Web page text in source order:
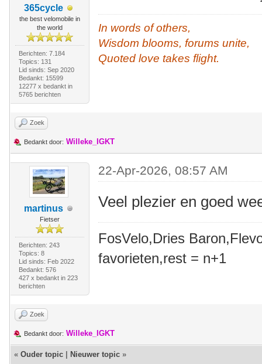
365cycle
the best velomobile in
the world
Berichten: 7.184
Topics: 131
Lid sinds: Sep 2020
Bedankt: 15599
12277 x bedankt in
5765 berichten
In words of others,
Wisdom blooms, forums unite,
Quoted love takes flight.
Zoek
Bedankt door: Willeke_IGKT
martinus
Fietser
Berichten: 243
Topics: 8
Lid sinds: Feb 2022
Bedankt: 576
427 x bedankt in 223
berichten
22-Apr-2026, 08:57 AM
Veel plezier en goed
FosVelo,Dries
favorieten,rest = n+1
Zoek
Bedankt door: Willeke_IGKT
« Ouder topic Nieuwer topic »